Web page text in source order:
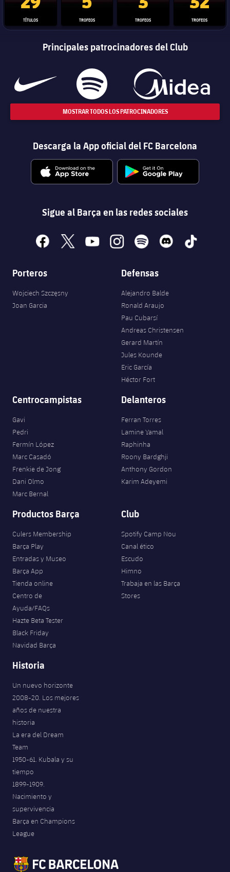
TÍTULOS TROFEOS TROFEOS TROFEOS
Principales patrocinadores del Club
MOSTRAR TODOS LOS PATROCINADORES
Descarga la App oficial del FC Barcelona
Sigue al Barça en las redes sociales
facebook
x youtubeinstagramspotify discord tiktok
Porteros
Wojciech Szczęsny
Joan Garcia
Defensas
Alejandro Balde
Ronald Araujo
Pau Cubarsí
Andreas Christensen
Gerard Martín
Jules Kounde
Eric García
Héctor Fort
Centrocampistas
Gavi
Pedri
Fermín López
Marc Casadó
Frenkie de Jong
Dani Olmo
Marc Bernal
Delanteros
Ferran Torres
Lamine Yamal
Raphinha
Roony Bardghji
Anthony Gordon
Karim Adeyemi
Productos Barça
Culers Membership
Barça Play
Entradas y Museo
Barça App
Tienda online
Centro de
Ayuda/FAQs
Hazte Beta Tester
Black Friday
Navidad Barça
Club
Spotify Camp Nou
Canal ético
Escudo
Himno
Trabaja en las Barça
Stores
Historia
Un nuevo horizonte
2008-20. Los mejores
años de nuestra
historia
La era del Dream
Team
1950-61. Kubala y su
tiempo
1899-1909.
Nacimiento y
supervivencia
Barça en Champions
League